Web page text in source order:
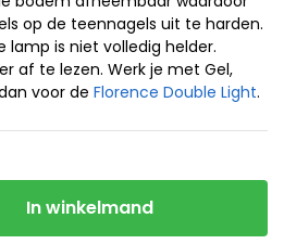
op de teennagels uit te harden.
lamp is niet volledig helder.
af te lezen. Werk je met Gel,
voor de Florence Double Light.
In winkelmand